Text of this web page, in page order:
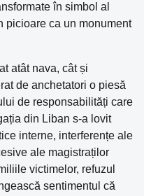
în simbol al
picioare ca un monument
atât nava, cât și
de anchetatori o piesă
de responsabilități care
din Liban s-a lovit
interne, interferențe ale
ale magistraților
victimelor, refuzul
sentimentul că